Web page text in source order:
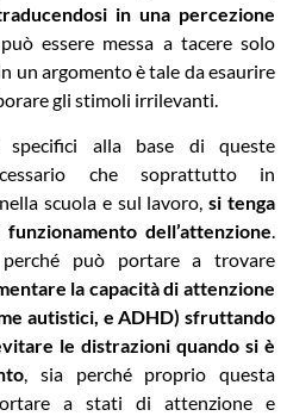
in una percezione
essere messa a tacere solo
un argomento è tale da esaurire
gli stimoli irrilevanti.
alla base di queste
che soprattutto in
scuola e sul lavoro,si tenga
dell’attenzione.
può portare a trovare
la capacità di attenzione
autistici, e ADHD) sfruttando
le distrazioni quando si è
, sia perché proprio questa
a stati di attenzione e